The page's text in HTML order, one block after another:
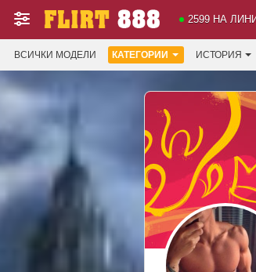
2599 НА
ВСИЧКИ МОДЕЛИ КАТЕГОРИИ ИСТОРИЯ